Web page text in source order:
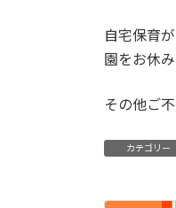
自宅保育
園をお休
その他ご
カテゴリー